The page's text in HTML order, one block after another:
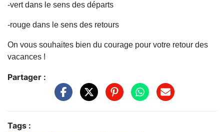
-vert dans le sens des départs
-rouge dans le sens des retours
On vous souhaites bien du courage pour votre retour des
vacances !
Partager :
Tags :